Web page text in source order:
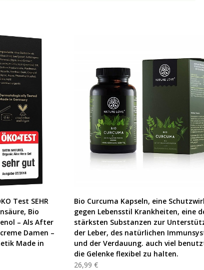
Test SEHR
Bio
– Als After
Damen –
Made in
PRODUKT KAUFEN
Bio Curcuma Kapseln, eine
gegen Lebensstil Krankheiten, eine
stärksten Substanzen zur
der Leber, des natürlichen
und der Verdauung. auch viel
die Gelenke flexibel zu halten.
26,99 €